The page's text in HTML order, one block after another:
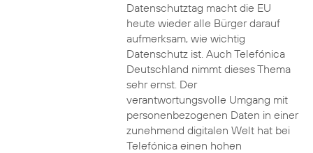
Datenschutztag macht die EU
heute wieder alle Bürger darauf
aufmerksam, wie wichtig
Datenschutz ist. Auch Telefónica
Deutschland nimmt dieses Thema
sehr ernst. Der
verantwortungsvolle Umgang mit
personenbezogenen Daten in einer
zunehmend digitalen Welt hat bei
Telefónica einen hohen